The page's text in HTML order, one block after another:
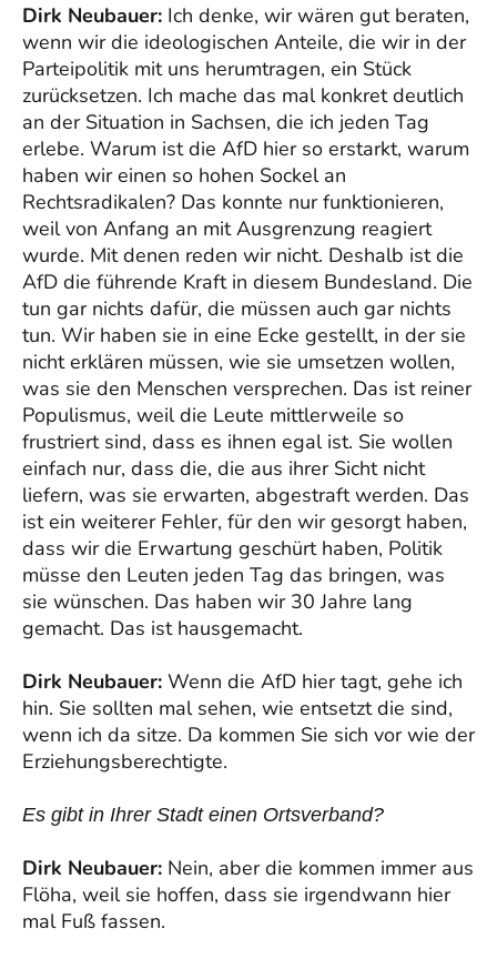
Dirk Neubauer: Ich denke, wir wären gut beraten,
wenn wir die ideologischen Anteile, die wir in der
Parteipolitik mit uns herumtragen, ein Stück
zurücksetzen. Ich mache das mal konkret deutlich
an der Situation in Sachsen, die ich jeden Tag
erlebe. Warum ist die AfD hier so erstarkt, warum
haben wir einen so hohen Sockel an
Rechtsradikalen? Das konnte nur funktionieren,
weil von Anfang an mit Ausgrenzung reagiert
wurde. Mit denen reden wir nicht. Deshalb ist die
AfD die führende Kraft in diesem Bundesland. Die
tun gar nichts dafür, die müssen auch gar nichts
tun. Wir haben sie in eine Ecke gestellt, in der sie
nicht erklären müssen, wie sie umsetzen wollen,
was sie den Menschen versprechen. Das ist reiner
Populismus, weil die Leute mittlerweile so
frustriert sind, dass es ihnen egal ist. Sie wollen
einfach nur, dass die, die aus ihrer Sicht nicht
liefern, was sie erwarten, abgestraft werden. Das
ist ein weiterer Fehler, für den wir gesorgt haben,
dass wir die Erwartung geschürt haben, Politik
müsse den Leuten jeden Tag das bringen, was
sie wünschen. Das haben wir 30 Jahre lang
gemacht. Das ist hausgemacht.
Dirk Neubauer: Wenn die AfD hier tagt, gehe ich
hin. Sie sollten mal sehen, wie entsetzt die sind,
wenn ich da sitze. Da kommen Sie sich vor wie der
Erziehungsberechtigte.
Es gibt in Ihrer Stadt einen Ortsverband?
Dirk Neubauer: Nein, aber die kommen immer aus
Flöha, weil sie hoffen, dass sie irgendwann hier
mal Fuß fassen.